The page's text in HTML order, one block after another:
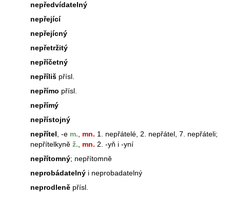
nepředvídatelný
nepřející
nepřejícný
nepřetržitý
nepříčetný
nepříliš přísl.
nepřímo přísl.
nepřímý
nepřístojný
nepřítel , -e m. mn. 1. nepřátelé, 2. nepřátel, 7. nepřáteli;
nepřítelkyně ž. mn. 2. -yň i -yní
nepřítomný; nepřítomně
neprobádatelný i neprobadatelný
neprodleně přísl.